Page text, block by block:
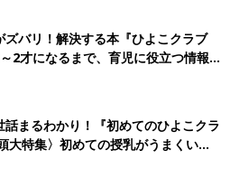
ズバリ！解決する本『ひよこクラブ
2才になるまで、育児に役立つ情報が
話まるわかり！『初めてのひよこクラ
大特集〉初めての授乳がうまくい
ミルクの基本と夏のトラブル 解決テ